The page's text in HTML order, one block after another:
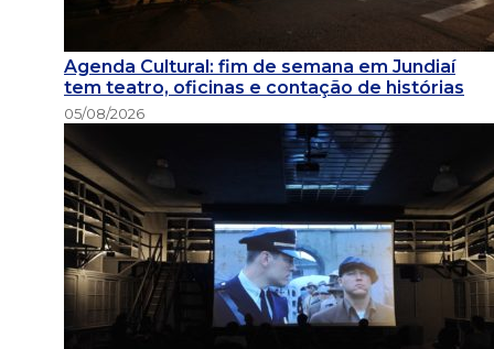
Agenda Cultural: fim de semana em Jundiaí
tem teatro, oficinas e contação de histórias
05/08/2026